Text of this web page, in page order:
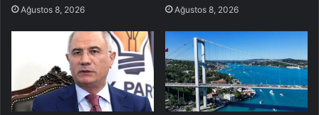
Ağustos 8, 2026 Ağustos 8, 2026